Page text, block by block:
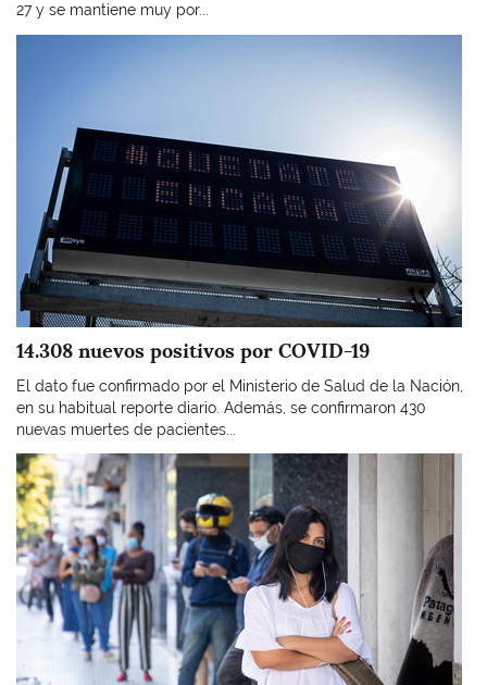
27 y se mantiene muy por...
14.308 nuevos positivos por COVID-19
El dato fue confirmado por el Ministerio de Salud de la Nación,
en su habitual reporte diario. Además, se confirmaron 430
nuevas muertes de pacientes...
Imagen